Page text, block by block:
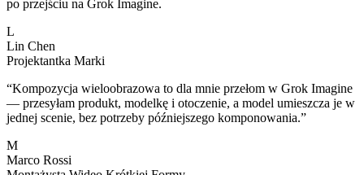
po przejściu na Grok Imagine.
L
Lin Chen
Projektantka Marki
“Kompozycja wieloobrazowa to dla mnie przełom w Grok Imagine
— przesyłam produkt, modelkę i otoczenie, a model umieszcza je w
jednej scenie, bez potrzeby późniejszego komponowania.”
M
Marco Rossi